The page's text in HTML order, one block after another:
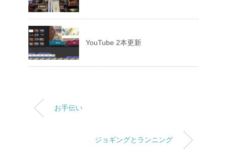
YouTube 2本更新
お手伝い
ジョギングとランニング